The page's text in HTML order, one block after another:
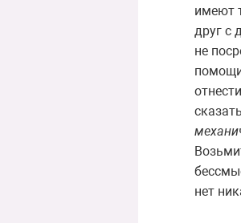
имеют
друг с
не
нет